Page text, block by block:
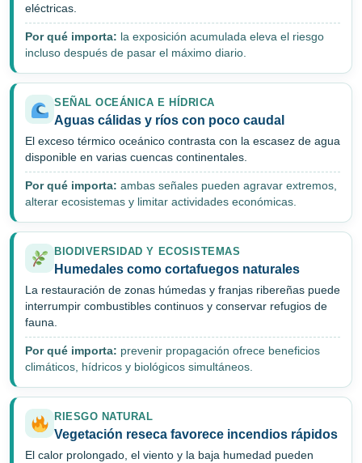
eléctricas.
Por qué importa: la exposición acumulada eleva el riesgo
incluso después de pasar el máximo diario.
SEÑAL OCEÁNICA E HÍDRICA
Aguas cálidas y ríos con poco caudal
El exceso térmico oceánico contrasta con la escasez de agua
disponible en varias cuencas continentales.
Por qué importa: ambas señales pueden agravar extremos,
alterar ecosistemas y limitar actividades económicas.
BIODIVERSIDAD Y ECOSISTEMAS
Humedales como cortafuegos naturales
La restauración de zonas húmedas y franjas ribereñas puede
interrumpir combustibles continuos y conservar refugios de
fauna.
Por qué importa: prevenir propagación ofrece beneficios
climáticos, hídricos y biológicos simultáneos.
RIESGO NATURAL
Vegetación reseca favorece incendios rápidos
El calor prolongado, el viento y la baja humedad pueden